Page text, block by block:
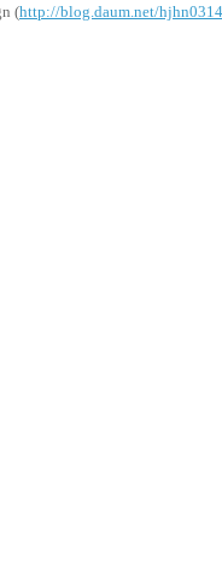
(http://blog.daum.net/